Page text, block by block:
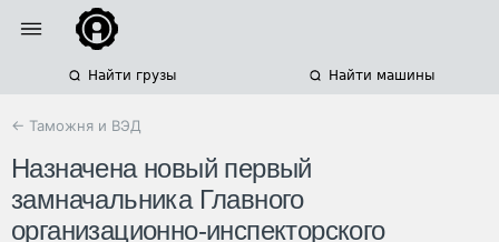
Найти грузы Найти машины
← Таможня и ВЭД
Назначена новый первый
замначальника Главного
организационно-инспекторского